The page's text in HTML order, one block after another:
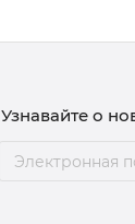
Узнавайте о